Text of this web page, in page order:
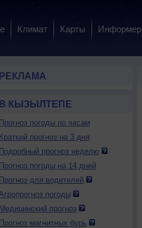
Климат Карты Информер
РЕКЛАМА
В КЫЗЫЛТЕПЕ
Прогноз погоды по часам
Краткий прогноз на 3 дня
Подробный прогноз неделю
Прогноз погоды на 14 дней
Прогноз для водителей
погоды
Медицинский прогноз
Прогноз магнитных бурь